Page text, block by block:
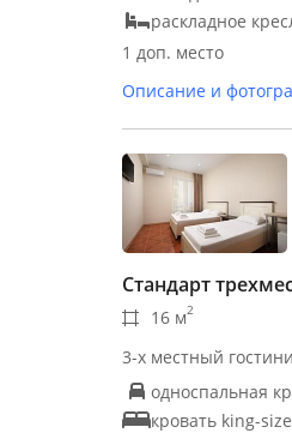
раскладное
1 доп. место
Описание и
Стандарт
16 м2
3-х местный
односпальная
кровать king-size